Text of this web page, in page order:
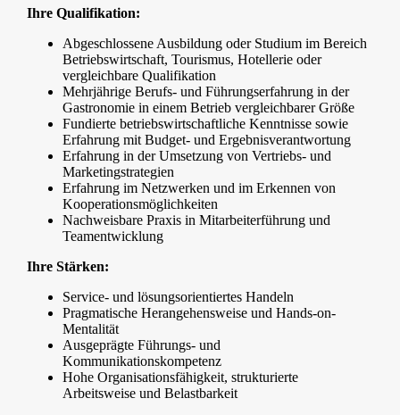
Ihre Qualifikation:
Abgeschlossene Ausbildung oder Studium im Bereich
Betriebswirtschaft, Tourismus, Hotellerie oder
vergleichbare Qualifikation
Mehrjährige Berufs- und Führungserfahrung in der
Gastronomie in einem Betrieb vergleichbarer Größe
Fundierte betriebswirtschaftliche Kenntnisse sowie
Erfahrung mit Budget- und Ergebnisverantwortung
Erfahrung in der Umsetzung von Vertriebs- und
Marketingstrategien
Erfahrung im Netzwerken und im Erkennen von
Kooperationsmöglichkeiten
Nachweisbare Praxis in Mitarbeiterführung und
Teamentwicklung
Ihre Stärken:
Service- und lösungsorientiertes Handeln
Pragmatische Herangehensweise und Hands-on-
Mentalität
Ausgeprägte Führungs- und
Kommunikationskompetenz
Hohe Organisationsfähigkeit, strukturierte
Arbeitsweise und Belastbarkeit